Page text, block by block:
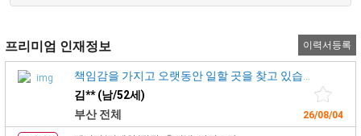
프리미엄 인재정보 이력서등록
26/08/04
책임감을 가지고 오랫동안 일할 곳을 찾고 있습니다.
김** (남/52세)
부산 전체